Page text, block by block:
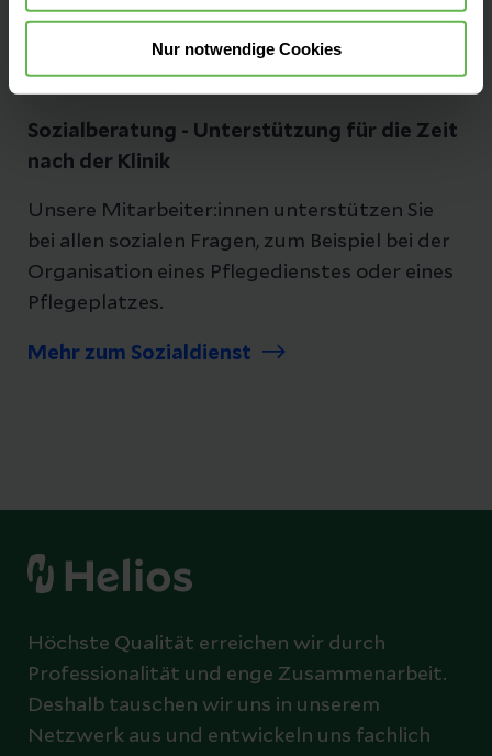
Nur notwendige Cookies
Folgen Sie uns
Sozialberatung - Unterstützung für die Zeit
nach der Klinik
Unsere Mitarbeiter:innen unterstützen Sie
bei allen sozialen Fragen, zum Beispiel bei der
Organisation eines Pflegedienstes oder eines
Pflegeplatzes.
Mehr zum Sozialdienst
Höchste Qualität erreichen wir durch
Professionalität und enge Zusammenarbeit.
Deshalb tauschen wir uns in unserem
Netzwerk aus und entwickeln uns fachlich